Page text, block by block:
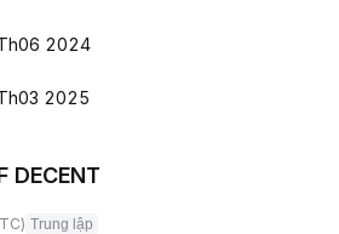
2024
2025
DECENT
Trung lập